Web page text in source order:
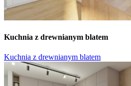
Kuchnia z drewnianym blatem
Kuchnia z drewnianym blatem